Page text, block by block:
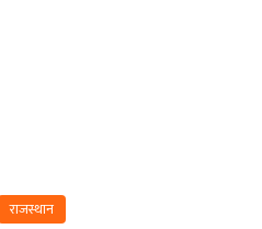
राजस्थान